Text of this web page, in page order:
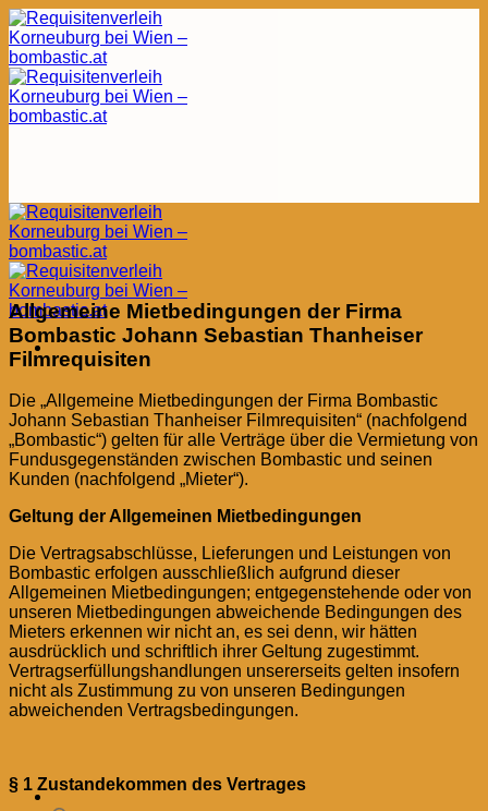
Zum
Inhalt
springen
Allgemeine Mietbedingungen der Firma
Bombastic Johann Sebastian Thanheiser
Filmrequisiten
Die „Allgemeine Mietbedingungen der Firma Bombastic
Johann Sebastian Thanheiser Filmrequisiten“ (nachfolgend
„Bombastic“) gelten für alle Verträge über die Vermietung von
Fundusgegenständen zwischen Bombastic und seinen
Kunden (nachfolgend „Mieter“).
Geltung der Allgemeinen Mietbedingungen
Die Vertragsabschlüsse, Lieferungen und Leistungen von
Bombastic erfolgen ausschließlich aufgrund dieser
Allgemeinen Mietbedingungen; entgegenstehende oder von
unseren Mietbedingungen abweichende Bedingungen des
Mieters erkennen wir nicht an, es sei denn, wir hätten
ausdrücklich und schriftlich ihrer Geltung zugestimmt.
Vertragserfüllungshandlungen unsererseits gelten insofern
nicht als Zustimmung zu von unseren Bedingungen
abweichenden Vertragsbedingungen.
§ 1 Zustandekommen des Vertrages